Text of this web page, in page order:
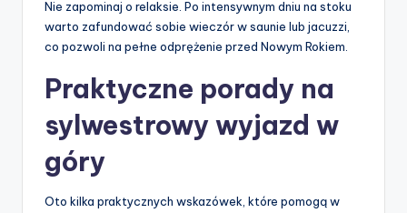
Nie zapominaj o relaksie. Po intensywnym dniu na stoku
warto zafundować sobie wieczór w saunie lub jacuzzi,
co pozwoli na pełne odprężenie przed Nowym Rokiem.
Praktyczne porady na
sylwestrowy wyjazd w
góry
Oto kilka praktycznych wskazówek, które pomogą w